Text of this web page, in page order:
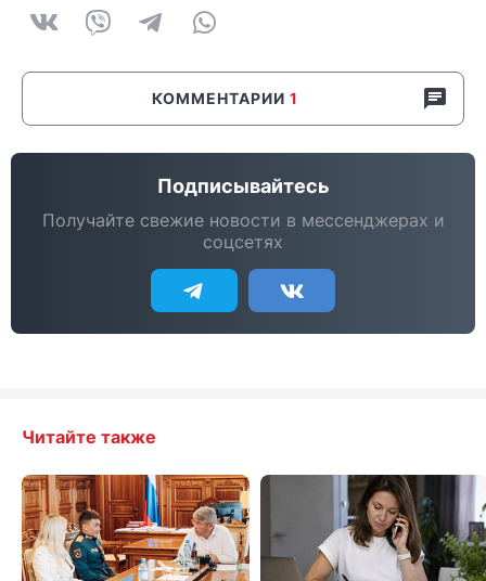
КОММЕНТАРИИ 1
Подписывайтесь
Получайте свежие новости в мессенджерах и
соцсетях
Читайте также